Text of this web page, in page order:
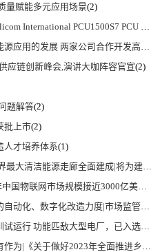
量赋能多元应用场景(2)
PCU1500S7 PCU 1500 S7 V4.5.0
发高性能储能和太阳能组串式逆变器方案 以实现可持续的未来
应链创新峰会,演讲大咖阵容官宣(2)
题解答(2)
批上市(2)
人才培养体系(1)
设新型能源体系、保障国家能源安全、实现“双碳”目标提供有力支撑
亿美元 智慧工厂、智慧城市、智慧电网等将占60%以上
管总局 工业和信息化部 关于促进企业计量能力提升的指导意见
功能匹敌大型电厂，已入选国际典型案例
2023年全面推进乡村振兴重点工作的意见》发布